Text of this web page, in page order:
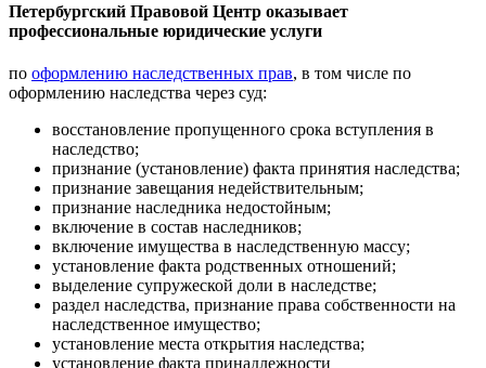
Петербургский Правовой Центр оказывает
профессиональные юридические услуги
по оформлению наследственных прав, в том числе по
оформлению наследства через суд:
восстановление пропущенного срока вступления в
наследство;
признание (установление) факта принятия наследства;
признание завещания недействительным;
признание наследника недостойным;
включение в состав наследников;
включение имущества в наследственную массу;
установление факта родственных отношений;
выделение супружеской доли в наследстве;
раздел наследства, признание права собственности на
наследственное имущество;
установление места открытия наследства;
установление факта принадлежности